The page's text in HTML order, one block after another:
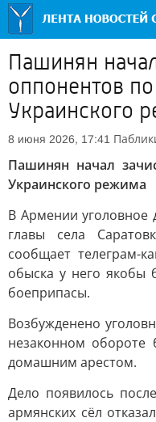
Пашинян
оппонентов
Украинского
8 июня 2026, 17:41
Пашинян начал
Украинского режима
В Армении уголовное
главы села
сообщает телеграм-
обыска у него якобы
боеприпасы.
Возбужденено
незаконном
домашним арестом.
Дело появилось
армянских сёл